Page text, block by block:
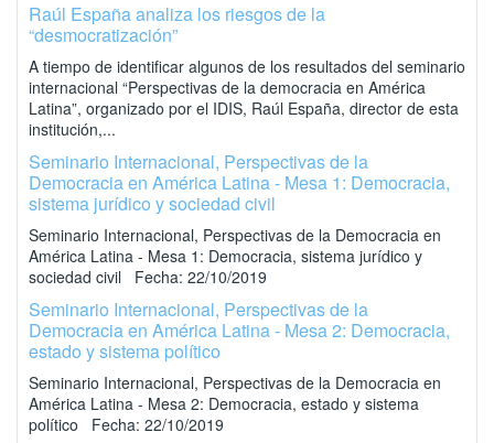
Raúl España analiza los riesgos de la
“desmocratización”
A tiempo de identificar algunos de los resultados del seminario
internacional “Perspectivas de la democracia en América
Latina”, organizado por el IDIS, Raúl España, director de esta
institución,...
Seminario Internacional, Perspectivas de la
Democracia en América Latina - Mesa 1: Democracia,
sistema jurídico y sociedad civil
Seminario Internacional, Perspectivas de la Democracia en
América Latina - Mesa 1: Democracia, sistema jurídico y
sociedad civil Fecha: 22/10/2019
Seminario Internacional, Perspectivas de la
Democracia en América Latina - Mesa 2: Democracia,
estado y sistema político
Seminario Internacional, Perspectivas de la Democracia en
América Latina - Mesa 2: Democracia, estado y sistema
político Fecha: 22/10/2019